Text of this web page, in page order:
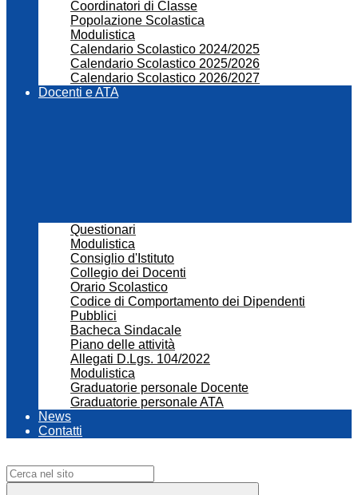
Coordinatori di Classe
Popolazione Scolastica
Modulistica
Calendario Scolastico 2024/2025
Calendario Scolastico 2025/2026
Calendario Scolastico 2026/2027
Docenti e ATA
Questionari
Modulistica
Consiglio d'Istituto
Collegio dei Docenti
Orario Scolastico
Codice di Comportamento dei Dipendenti
Pubblici
Bacheca Sindacale
Piano delle attività
Allegati D.Lgs. 104/2022
Modulistica
Graduatorie personale Docente
Graduatorie personale ATA
News
Contatti